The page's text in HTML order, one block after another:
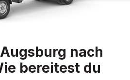
nach
bereitest du